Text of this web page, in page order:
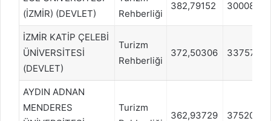
(İZMİR) (DEVLET)
Rehberliği
382,79152 30008
İZMİR KATİP ÇELEBİ
ÜNİVERSİTESİ
(DEVLET)
Turizm
Rehberliği
372,50306 33757
AYDIN ADNAN
MENDERES
Turizm
362,93729 37520